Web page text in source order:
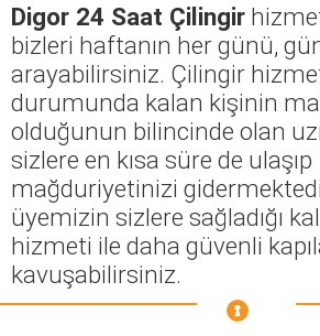
Digor 24 Saat Çilingir
bizleri haftanın her günü,
arayabilirsiniz. Çilingir
durumunda kalan kişinin
olduğunun bilincinde olan
sizlere en kısa süre de ulaşıp
mağduriyetinizi
üyemizin sizlere sağladığı
hizmeti ile daha güvenli
kavuşabilirsiniz.